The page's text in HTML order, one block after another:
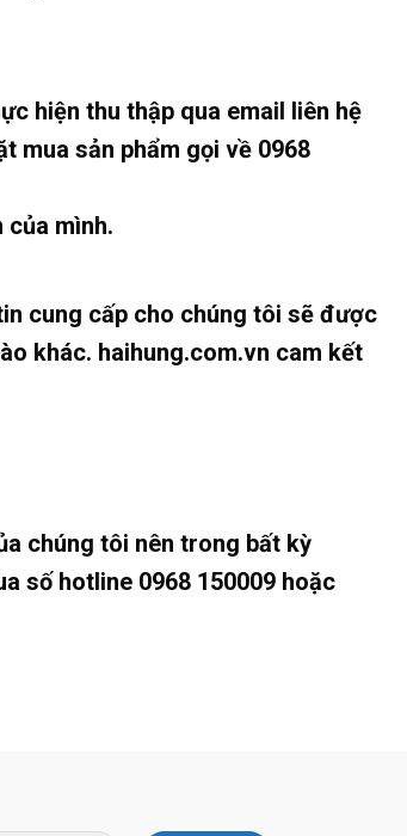
hiện thu thập qua email liên hệ
mua sản phẩm gọi về 0968
của mình.
cung cấp cho chúng tôi sẽ được
khác. haihung.com.vn cam kết
chúng tôi nên trong bất kỳ
số hotline 0968 150009 hoặc